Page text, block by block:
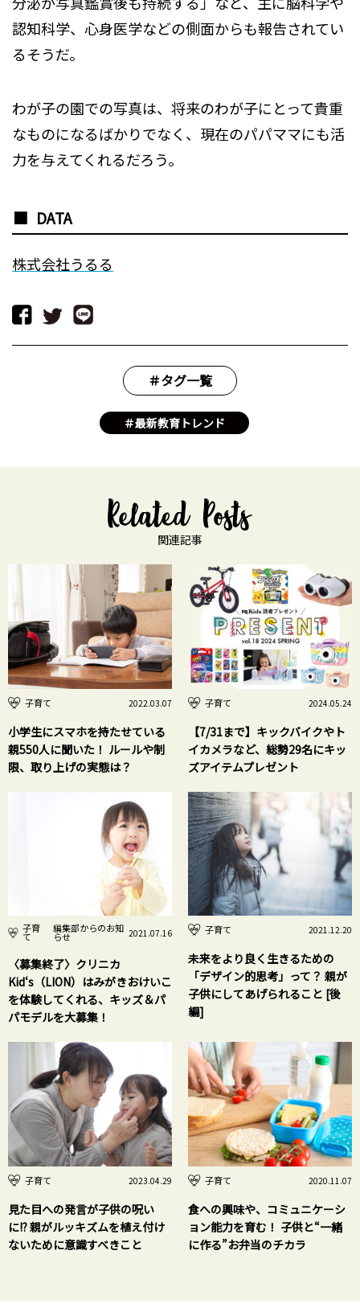
認知科学、心身医学などの側面からも報告されてい
るそうだ。
わが子の園での写真は、将来のわが子にとって貴重
なものになるばかりでなく、現在のパパママにも活
力を与えてくれるだろう。
DATA
株式会社うるる
＃タグ一覧
＃最新教育トレンド
関連記事
子育て 2022.03.07
小学生にスマホを持たせている
親550人に聞いた！ ルールや制
限、取り上げの実態は？
子育て 2024.05.24
【7/31まで】キックバイクやト
イカメラなど、総勢29名にキッ
ズアイテムプレゼント
子育
て
編集部からのお知
らせ 2021.07.16
〈募集終了〉クリニカ
Kid‘s（LION）はみがきおけいこ
を体験してくれる、キッズ＆パ
パモデルを大募集！
子育て 2021.12.20
未来をより良く生きるための
「デザイン的思考」って？ 親が
子供にしてあげられること [後
編]
子育て 2023.04.29
見た目への発言が子供の呪い
に!? 親がルッキズムを植え付け
ないために意識すべきこと
子育て 2020.11.07
食への興味や、コミュニケーシ
ョン能力を育む！ 子供と“一緒
に作る”お弁当のチカラ